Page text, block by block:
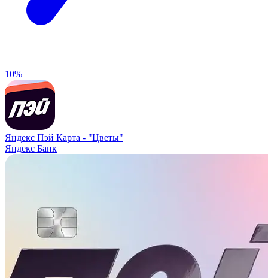
10%
Яндекс Пэй Карта - "Цветы"
Яндекс Банк